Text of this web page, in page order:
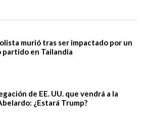
murió tras ser impactado por un
partido en Tailandia
de EE. UU. que vendrá a la
¿Estará Trump?